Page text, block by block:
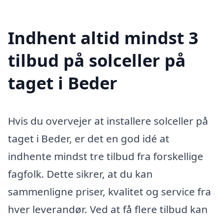
Indhent altid mindst 3
tilbud på solceller på
taget i Beder
Hvis du overvejer at installere solceller på
taget i Beder, er det en god idé at
indhente mindst tre tilbud fra forskellige
fagfolk. Dette sikrer, at du kan
sammenligne priser, kvalitet og service fra
hver leverandør. Ved at få flere tilbud kan